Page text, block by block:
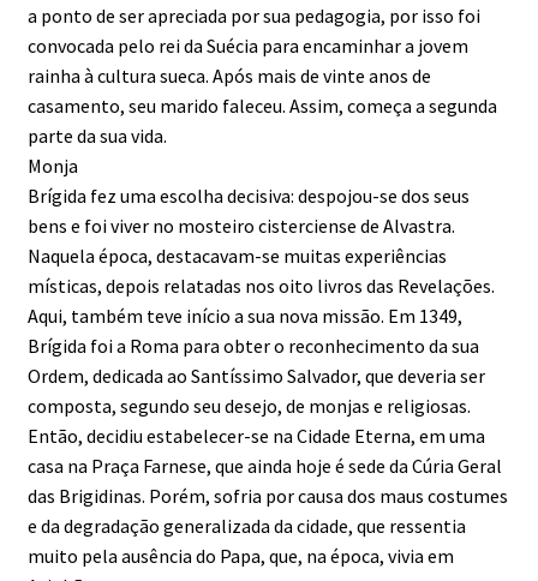
a ponto de ser apreciada por sua pedagogia, por isso foi
convocada pelo rei da Suécia para encaminhar a jovem
rainha à cultura sueca. Após mais de vinte anos de
casamento, seu marido faleceu. Assim, começa a segunda
parte da sua vida.
Monja
Brígida fez uma escolha decisiva: despojou-se dos seus
bens e foi viver no mosteiro cisterciense de Alvastra.
Naquela época, destacavam-se muitas experiências
místicas, depois relatadas nos oito livros das Revelações.
Aqui, também teve início a sua nova missão. Em 1349,
Brígida foi a Roma para obter o reconhecimento da sua
Ordem, dedicada ao Santíssimo Salvador, que deveria ser
composta, segundo seu desejo, de monjas e religiosas.
Então, decidiu estabelecer-se na Cidade Eterna, em uma
casa na Praça Farnese, que ainda hoje é sede da Cúria Geral
das Brigidinas. Porém, sofria por causa dos maus costumes
e da degradação generalizada da cidade, que ressentia
muito pela ausência do Papa, que, na época, vivia em